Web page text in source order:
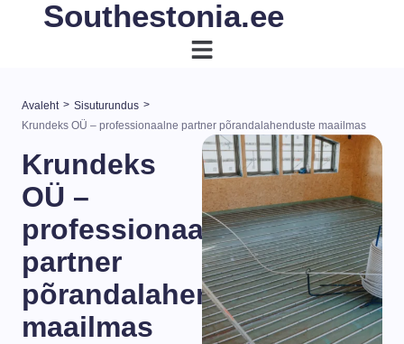
Southestonia.ee
Avaleht > Sisuturundus >
Krundeks OÜ – professionaalne partner põrandalahenduste maailmas
Krundeks
OÜ –
professionaalne
partner
põrandalahenduste
maailmas